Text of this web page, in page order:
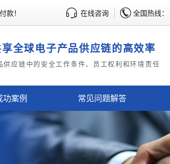
款！ 在线咨询 全国热线：
全球电子产品供应链的高效率
应链中的安全工作条件、员工权利和环境责任
功案例 常见问题解答